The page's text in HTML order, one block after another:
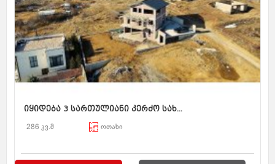
იყიდება 3 სართულიანი კერძო სახ...
286 კვ.მ ოთახი